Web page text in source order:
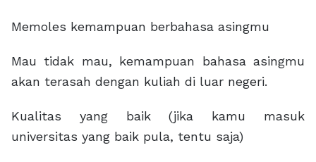
Memoles kemampuan berbahasa asingmu
Mau tidak mau, kemampuan bahasa asingmu
akan terasah dengan kuliah di luar negeri.
Kualitas yang baik (jika kamu masuk
universitas yang baik pula, tentu saja)